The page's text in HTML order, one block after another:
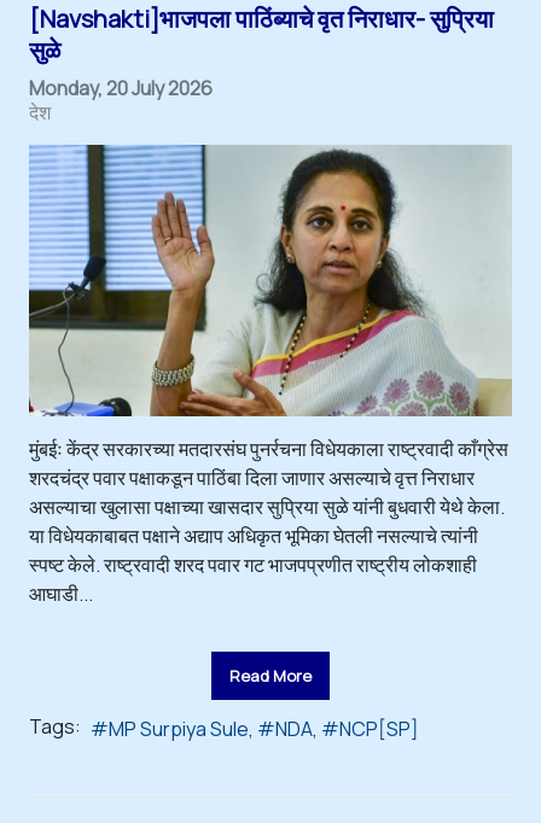
[Navshakti]भाजपला पाठिंब्याचे वृत निराधार- सुप्रिया
सुळे
Monday, 20 July 2026
देश
मुंबईः केंद्र सरकारच्या मतदारसंघ पुनर्रचना विधेयकाला राष्ट्रवादी काँग्रेस
शरदचंद्र पवार पक्षाकडून पाठिंबा दिला जाणार असल्याचे वृत्त निराधार
असल्याचा खुलासा पक्षाच्या खासदार सुप्रिया सुळे यांनी बुधवारी येथे केला.
या विधेयकाबाबत पक्षाने अद्याप अधिकृत भूमिका घेतली नसल्याचे त्यांनी
स्पष्ट केले. राष्ट्रवादी शरद पवार गट भाजपप्रणीत राष्ट्रीय लोकशाही
आघाडी...
Read More
Tags: MP Surpiya Sule NDA NCP[SP]